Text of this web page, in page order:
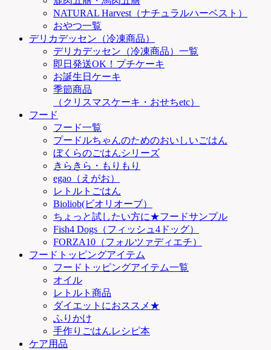
NATURAL Harvest（ナチュラルハーベスト）
おやつ一覧
デリカデッセン（冷凍商品）
デリカデッセン（冷凍商品）一覧
即日発送OK！プチケーキ
お誕生日ケーキ
季節商品
（クリスマスケーキ・おせちetc）
フード
フード一覧
プードルちゃんのためのおいしいごはん
ぼくらのごはんシリーズ
きらきら・もりもり
egao（えがお）
レトルトごはん
Bioliob(ビオリオーブ）
ちょっと試したい方に★フードサンプル
Fish4 Dogs（フィッシュ4ドッグ）
FORZA10（フォルツァディエチ）
フードトッピングアイテム
フードトッピングアイテム一覧
オイル
レトルト商品
ダイエットにおススメ★
ふりかけ
手作りごはんレシピ本
ケア用品